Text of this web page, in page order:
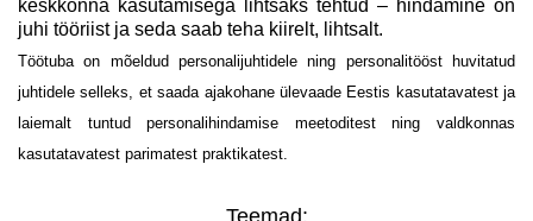
keskkonna kasutamisega lihtsaks tehtud – hindamine on
juhi tööriist ja seda saab teha kiirelt, lihtsalt.
Töötuba on mõeldud personalijuhtidele ning personalitööst huvitatud
juhtidele selleks, et saada ajakohane ülevaade Eestis kasutatavatest ja
laiemalt tuntud personalihindamise meetoditest ning valdkonnas
kasutatavatest parimatest praktikatest.